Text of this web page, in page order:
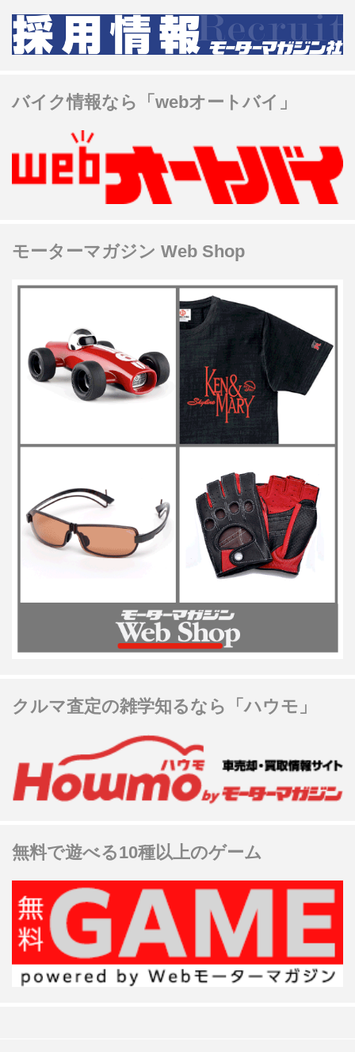
バイク情報なら「webオートバイ」
モーターマガジン Web Shop
クルマ査定の雑学知るなら「ハウモ」
無料で遊べる10種以上のゲーム